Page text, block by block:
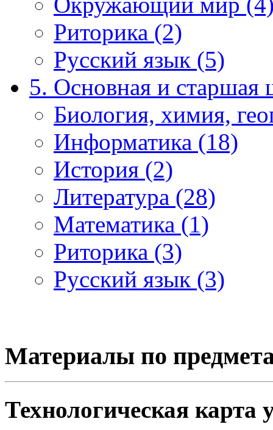
Риторика (2)
Русский язык (5)
5. Основная и старшая
Биология, химия,
Информатика (18)
История (2)
Литература (28)
Математика (1)
Риторика (3)
Русский язык (3)
Материалы по
Технологическая карта